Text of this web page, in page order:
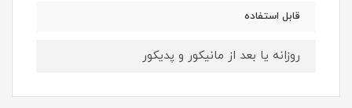
قابل استفاده
روزانه یا بعد از مانیکور و پدیکور